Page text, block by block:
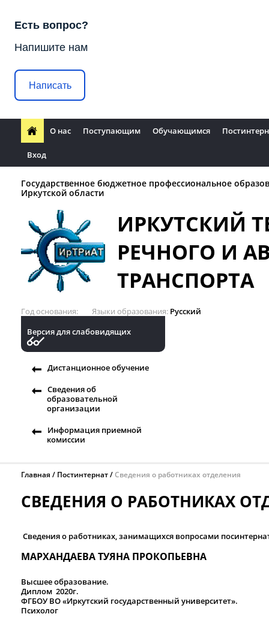
Есть вопрос?
Напишите нам
Написать
О нас Поступающим Обучающимся
Вход
Государственное бюджетное профессиональное
Иркутской области
ИРКУТСКИЙ
РЕЧНОГО И
ТРАНСПОРТА
Год основания Языки образования Русский
Версия для слабовидящих
Дистанционное обучение
Сведения об
образовательной
организации
Информация приемной
комиссии
Главная Постинтернат Сведения о работниках отделения
СВЕДЕНИЯ О РАБОТНИКАХ
Сведения о работниках, занимащихся вопросами
МАРХАНДАЕВА ТУЯНА ПРОКОПЬЕВНА
Высшее образование.
Диплом 2020г.
ФГБОУ ВО «Иркутский государственный университет».
Психолог